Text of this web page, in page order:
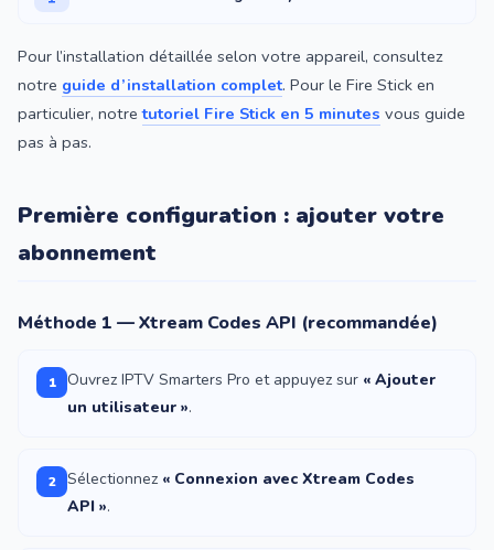
Pour l’installation détaillée selon votre appareil, consultez
notre guide d’installation complet. Pour le Fire Stick en
particulier, notretutoriel Fire Stick en 5 minutes vous guide
pas à pas.
Première configuration : ajouter votre
abonnement
Méthode 1 — Xtream Codes API (recommandée)
1 Ouvrez IPTV Smarters Pro et appuyez sur « Ajouter
un utilisateur ».
2 Sélectionnez « Connexion avec Xtream Codes
API ».